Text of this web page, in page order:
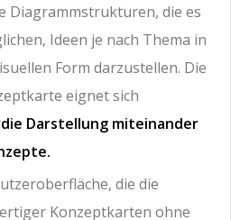
Diagrammstrukturen, die es
Ideen je nach Thema in
Form darzustellen. Die
eignet sich
die Darstellung miteinander
die die
Konzeptkarten ohne